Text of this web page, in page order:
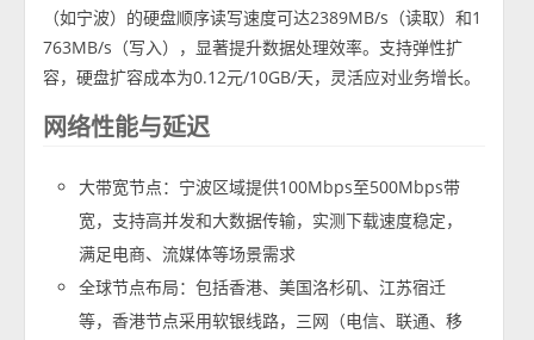
（如宁波）的硬盘顺序读写速度可达2389MB/s（读取）和1
763MB/s（写入），显著提升数据处理效率。支持弹性扩
容，硬盘扩容成本为0.12元/10GB/天，灵活应对业务增长。
网络性能与延迟
大带宽节点：宁波区域提供100Mbps至500Mbps带
宽，支持高并发和大数据传输，实测下载速度稳定，
满足电商、流媒体等场景需求
全球节点布局：包括香港、美国洛杉矶、江苏宿迁
等，香港节点采用软银线路，三网（电信、联通、移